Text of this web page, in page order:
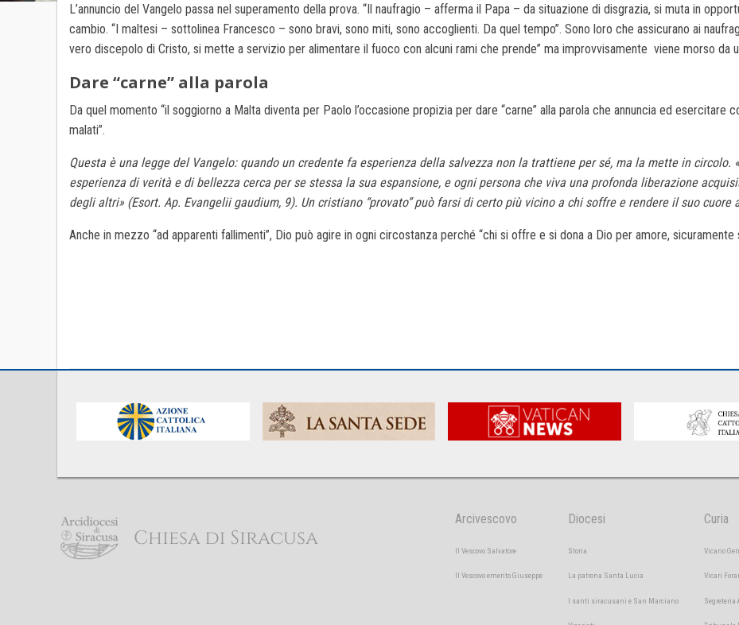
L’annuncio del Vangelo passa nel superamento della prova. “Il naufragio – afferma il Papa – da situazione di disgrazia, si muta in
cambio. “I maltesi – sottolinea Francesco – sono bravi, sono miti, sono accoglienti. Da quel tempo”. Sono loro che assicurano ai
vero discepolo di Cristo, si mette a servizio per alimentare il fuoco con alcuni rami che prende” ma improvvisamente viene morso da
Dare “carne” alla parola
Da quel momento “il soggiorno a Malta diventa per Paolo l’occasione propizia per dare “carne” alla parola che annuncia ed esercitare
malati”.
Questa è una legge del Vangelo: quando un credente fa esperienza della salvezza non la trattiene per sé, ma la mette in circolo.
esperienza di verità e di bellezza cerca per se stessa la sua espansione, e ogni persona che viva una profonda liberazione
degli altri» (Esort. Ap. Evangelii gaudium, 9). Un cristiano “provato” può farsi di certo più vicino a chi soffre e rendere il suo
Anche in mezzo “ad apparenti fallimenti”, Dio può agire in ogni circostanza perché “chi si offre e si dona a Dio per amore, sicuramente
Arcivescovo
Il Vescovo Salvatore
Il Vescovo emerito Giuseppe
Diocesi
Storia
La patrona Santa Lucia
I santi siracusani e San Marciano
Curia
Vicario
Vicari
Segreteria